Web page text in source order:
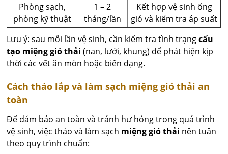
Phòng sạch,
phòng kỹ thuật
1 – 2
tháng/lần
Kết hợp vệ sinh ống
gió và kiểm tra áp suất
Lưu ý: sau mỗi lần vệ sinh, cần kiểm tra tình trạngcấu
tạo miệng gió thải (nan, lưới, khung) để phát hiện kịp
thời các vết ăn mòn hoặc biến dạng.
Cách tháo lắp và làm sạch miệng gió thải an
toàn
Để đảm bảo an toàn và tránh hư hỏng trong quá trình
vệ sinh, việc tháo và làm sạch miệng gió thải nên tuân
theo quy trình chuẩn: